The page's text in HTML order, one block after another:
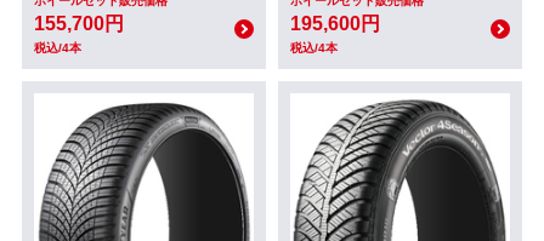
155,700円
税込/4本
195,600円
税込/4本